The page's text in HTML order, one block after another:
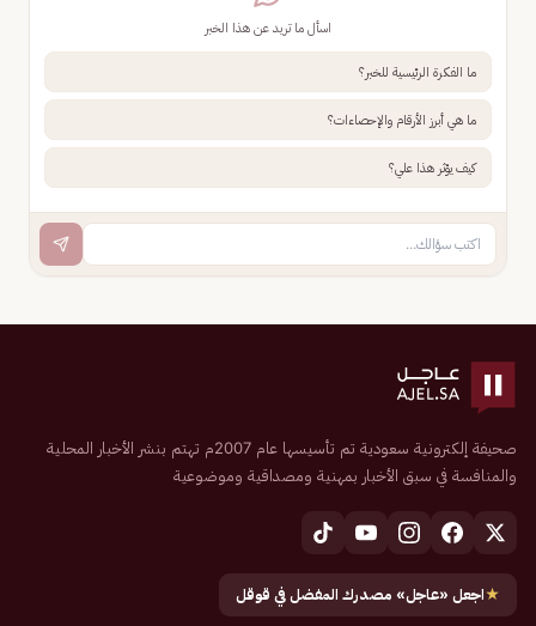
اسأل ما تريد عن هذا الخبر
ما الفكرة الرئيسية للخبر؟
ما هي أبرز الأرقام والإحصاءات؟
كيف يؤثر هذا علي؟
صحيفة إلكترونية سعودية تم تأسيسها عام 2007م تهتم بنشر الأخبار المحلية
والمنافسة في سبق الأخبار بمهنية ومصداقية وموضوعية
★اجعل «عاجل» مصدرك المفضل في قوقل